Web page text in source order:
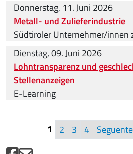
Donnerstag, 11. Juni 2026
Metall- und Zulieferindustrie
Südtiroler Unternehmer/innen
Dienstag, 09. Juni 2026
Lohntransparenz und
Stellenanzeigen
E-Learning
1 2 3 4